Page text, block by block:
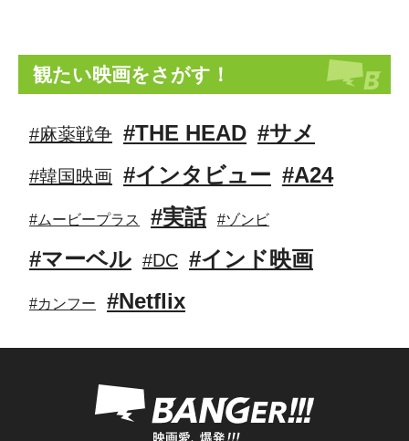
観たい映画をさがす！
#麻薬戦争 #THE HEAD #サメ
#韓国映画 #インタビュー #A24
#ムービープラス #実話 #ゾンビ
#マーベル #DC #インド映画
#カンフー #Netflix